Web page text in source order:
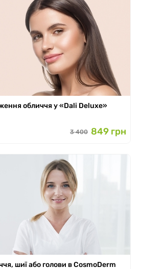
обличчя у «Dali Deluxe»
3 400 849 грн
шиї або голови в CosmoDerm